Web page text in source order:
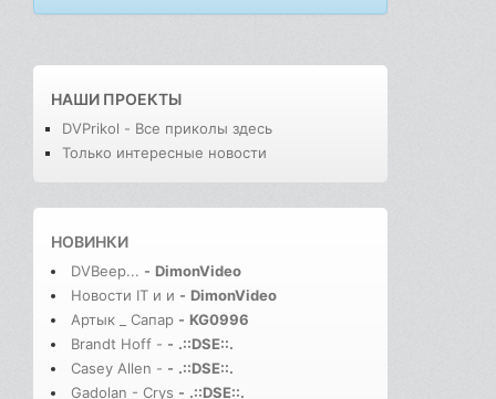
НАШИ ПРОЕКТЫ
DVPrikol - Все приколы здесь
Только интересные новости
НОВИНКИ
DVBeep... - DimonVideo
Новости IT и и - DimonVideo
Артык _ Сапар - KG0996
Brandt Hoff - - .::DSE::.
Casey Allen - - .::DSE::.
Gadolan - Crys - .::DSE::.